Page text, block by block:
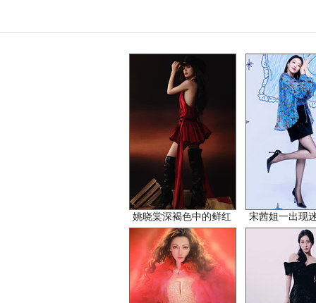
姚晓棠深褐色中的鲜红 宋茜姐一出现